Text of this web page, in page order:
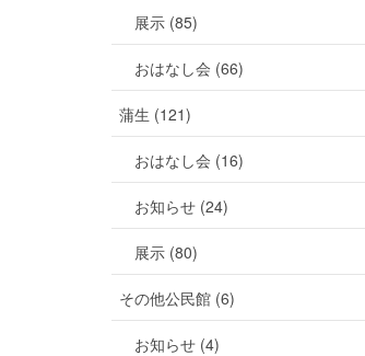
展示 (85)
おはなし会 (66)
蒲生 (121)
おはなし会 (16)
お知らせ (24)
展示 (80)
その他公民館 (6)
お知らせ (4)